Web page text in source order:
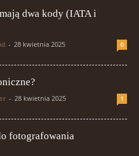
dwa kody (IATA i
- 28 kwietnia 2025 0
- 28 kwietnia 2025 1
fotografowania